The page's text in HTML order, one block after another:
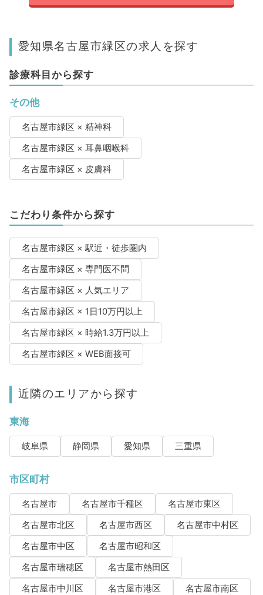
愛知県名古屋市緑区の求人を探す
診療科目から探す
その他
名古屋市緑区 × 精神科
名古屋市緑区 × 耳鼻咽喉科
名古屋市緑区 × 皮膚科
こだわり条件から探す
名古屋市緑区 × 駅近・徒歩圏内
名古屋市緑区 × 専門医不問
名古屋市緑区 × 人気エリア
名古屋市緑区 × 1日10万円以上
名古屋市緑区 × 時給1.3万円以上
名古屋市緑区 × WEB面接可
近隣のエリアから探す
東海
岐阜県 静岡県 愛知県 三重県
市区町村
名古屋市 名古屋市千種区
名古屋市東区
名古屋市北区
名古屋市西区
名古屋市中村区
名古屋市中区
名古屋市昭和区
名古屋市瑞穂区
名古屋市熱田区
名古屋市中川区
名古屋市港区
名古屋市南区